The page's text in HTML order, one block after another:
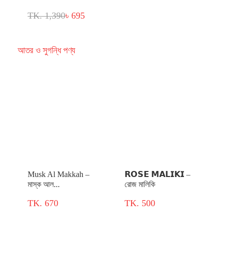
TK. 1,390৳ 695
আতর ও সুগন্ধি পণ্য
Musk Al Makkah –
মাস্ক আল...
TK. 670
𝗥𝗢𝗦𝗘 𝗠𝗔𝗟𝗜𝗞𝗜 –
রোজ মালিকি
TK. 500